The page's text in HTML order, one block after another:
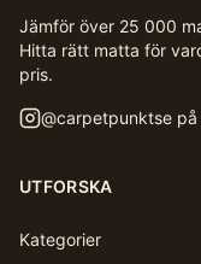
Jämför över 25 000
Hitta rätt matta för
pris.
@carpetpunktse
UTFORSKA
Kategorier